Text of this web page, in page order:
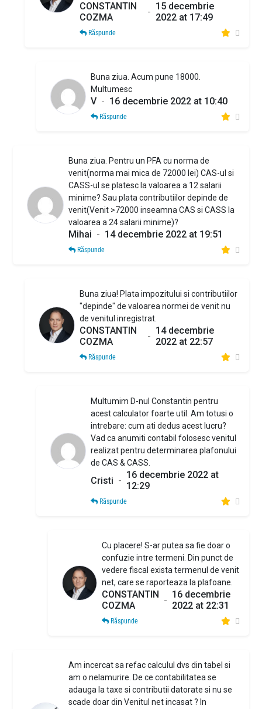
CONSTANTIN
COZMA
- 15 decembrie
2022 at 17:49
Răspunde
Buna ziua. Acum pune 18000.
Multumesc
V - 16 decembrie 2022 at 10:40
Răspunde
Buna ziua. Pentru un PFA cu norma de
venit(norma mai mica de 72000 lei) CAS-ul si
CASS-ul se platesc la valoarea a 12 salarii
minime? Sau plata contributiilor depinde de
venit(Venit >72000 inseamna CAS si CASS la
valoarea a 24 salarii minime)?
Mihai - 14 decembrie 2022 at 19:51
Răspunde
Buna ziua! Plata impozitului si contributiilor
"depinde" de valoarea normei de venit nu
de venitul inregistrat.
CONSTANTIN
COZMA
- 14 decembrie
2022 at 22:57
Răspunde
Multumim D-nul Constantin pentru
acest calculator foarte util. Am totusi o
intrebare: cum ati dedus acest lucru?
Vad ca anumiti contabil folosesc venitul
realizat pentru determinarea plafonului
de CAS & CASS.
Cristi - 16 decembrie 2022 at
12:29
Răspunde
Cu placere! S-ar putea sa fie doar o
confuzie intre termeni. Din punct de
vedere fiscal exista termenul de venit
net, care se raporteaza la plafoane.
CONSTANTIN
COZMA
- 16 decembrie
2022 at 22:31
Răspunde
Am incercat sa refac calculul dvs din tabel si
am o nelamurire. De ce contabilitatea se
adauga la taxe si contributii datorate si nu se
scade doar din Venitul net incasat ? In